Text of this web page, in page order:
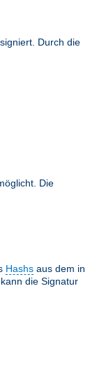
signiert. Durch die
Die
Hashs aus dem in
die Signatur